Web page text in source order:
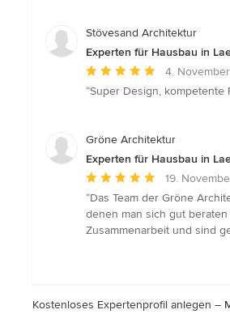
Sternen
Stövesand Architektur
Experten für Hausbau in
Durchschnittliche
Bewertung:
5
4.
“Super Design,
Gröne Architektur
Experten für Hausbau in
Durchschnittliche
Bewertung:
5
von
19.
“Das Team der Gröne
denen man sich gut
Zusammenarbeit und sind
Kostenloses Expertenprofil anlegen –